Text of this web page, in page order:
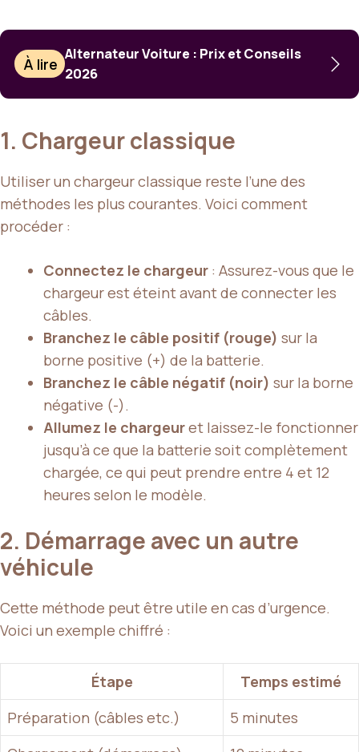
À lire
Alternateur Voiture : Prix et Conseils
2026
1. Chargeur classique
Utiliser un chargeur classique reste l’une des
méthodes les plus courantes. Voici comment
procéder :
Connectez le chargeur : Assurez-vous que le
chargeur est éteint avant de connecter les
câbles.
Branchez le câble positif (rouge) sur la
borne positive (+) de la batterie.
Branchez le câble négatif (noir) sur la borne
négative (-).
Allumez le chargeuret laissez-le fonctionner
jusqu’à ce que la batterie soit complètement
chargée, ce qui peut prendre entre 4 et 12
heures selon le modèle.
2. Démarrage avec un autre
véhicule
Cette méthode peut être utile en cas d’urgence.
Voici un exemple chiffré :
Étape
Temps estimé
Préparation (câbles etc.)
5 minutes